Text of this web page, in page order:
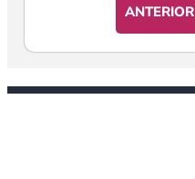
ANTERIOR